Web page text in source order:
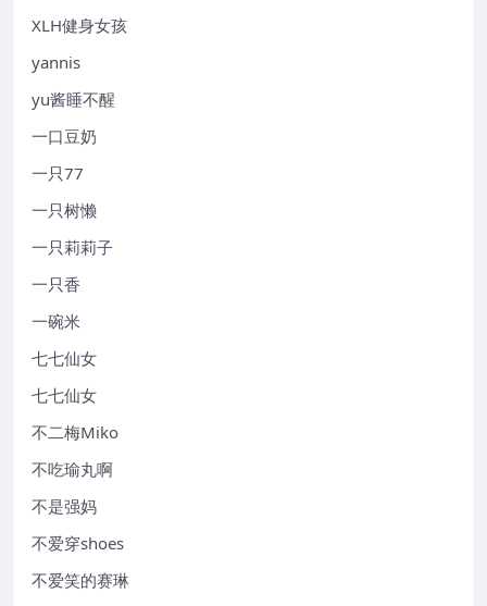
XLH健身女孩
yannis
yu酱睡不醒
一口豆奶
一只77
一只树懒
一只莉莉子
一只香
一碗米
七七仙女
七七仙女
不二梅Miko
不吃瑜丸啊
不是强妈
不爱穿shoes
不爱笑的赛琳